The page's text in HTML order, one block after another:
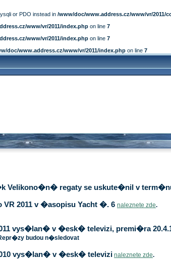
or PDO instead in /www/doc/www.address.cz/www/vr/2011/
www/vr/2011/index.php on line 7
www/vr/2011/index.php on line 7
doc/www.address.cz/www/vr/2011/index.php on line 7
Velikono�n� regaty se uskute�nil v term�nu
2011 v �asopisu Yacht �. 6 naleznete zde.
vys�lan� v �esk� televizi, premi�ra
budou n�sledovat
vys�lan� v �esk� televizi naleznete zde.